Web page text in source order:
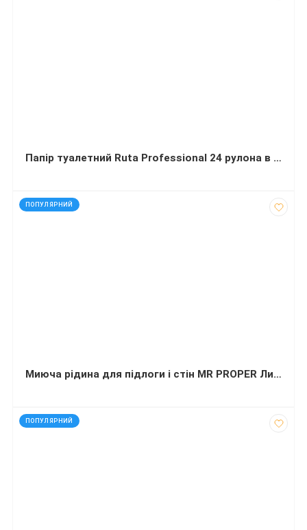
Папір туалетний Ruta Professional 24 рулона в упаковці
ПОПУЛЯРНИЙ
код: 91654
Миюча рідина для підлоги і стін MR PROPER Лимон 1 літр
ПОПУЛЯРНИЙ
код: 16075